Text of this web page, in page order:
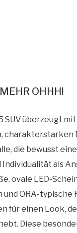
OHHH!
SUV überzeugt
charakterstarken
die bewusst
Individualität als
ovale LED-
und ORA-typische
für einen Look,
Diese